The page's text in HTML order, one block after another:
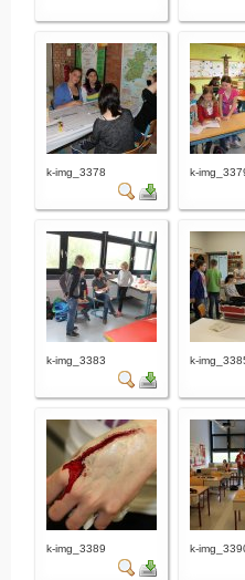
k-img_3378 k-
k-img_3383 k-
k-img_3389 k-